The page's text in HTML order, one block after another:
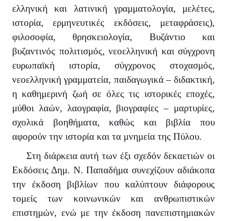
ελληνική και λατινική γραμματολογία, μελέτες,
ιστορία, ερμηνευτικές εκδόσεις, μεταφράσεις),
φιλοσοφία, θρησκειολογία, Βυζάντιο και
βυζαντινός πολιτισμός, νεοελληνική και σύγχρονη
ευρωπαϊκή ιστορία, σύγχρονος στοχασμός,
νεοελληνική γραμματεία, παιδαγωγικά – διδακτική,
η καθημερινή ζωή σε όλες τις ιστορικές εποχές,
μύθοι λαών, λαογραφία, βιογραφίες – μαρτυρίες,
σχολικά βοηθήματα, καθώς και βιβλία που
αφορούν την ιστορία και τα μνημεία της Πύλου.
Στη διάρκεια αυτή των έξι σχεδόν δεκαετιών οι
Εκδόσεις Δημ. Ν. Παπαδήμα συνεχίζουν αδιάκοπα
την έκδοση βιβλίων που καλύπτουν διάφορους
τομείς των κοινωνικών και ανθρωπιστικών
επιστημών, ενώ με την έκδοση πανεπιστημιακών